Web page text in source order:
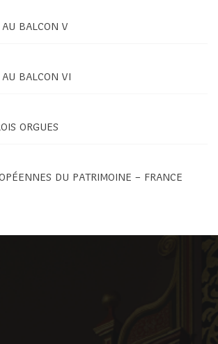
AU BALCON V
AU BALCON VI
ORGUES
DU PATRIMOINE – FRANCE